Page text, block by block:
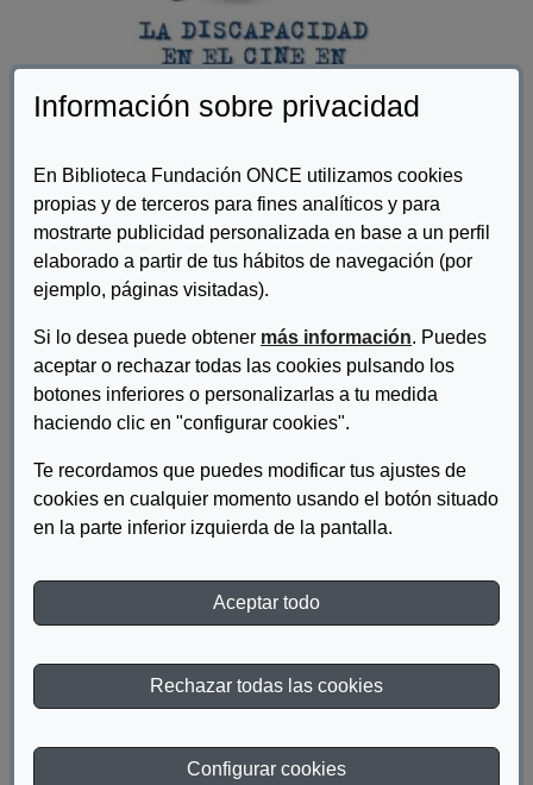
Información sobre privacidad
En Biblioteca Fundación ONCE utilizamos cookies
propias y de terceros para fines analíticos y para
mostrarte publicidad personalizada en base a un perfil
elaborado a partir de tus hábitos de navegación (por
ejemplo, páginas visitadas).
Si lo desea puede obtener más información. Puedes
aceptar o rechazar todas las cookies pulsando los
botones inferiores o personalizarlas a tu medida
haciendo clic en "configurar cookies".
Te recordamos que puedes modificar tus ajustes de
cookies en cualquier momento usando el botón situado
en la parte inferior izquierda de la pantalla.
Aceptar todo
Rechazar todas las cookies
Configurar cookies
Jiménez Acevedo, Luis Alberto
Descripcion:
La discapacidad en el cine en 363 películas es una recopilación
de películas en las que la discapacidad juega un papel
importante en la historia de cada una de ellas. Es un repaso a
una relación que ha sufrido una evolución desde que, en los
cargada de estereotipos y prejuicios, hasta la normalización y el
giro radical de los últimos tiempos, en los que el cine presenta la
problemática de las personas con discapacidad.
DESCARGAR LA DISCAPACIDAD EN EL CINE EN